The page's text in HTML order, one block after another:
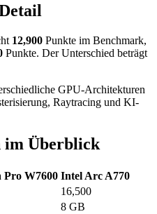
12,900 Punkte im Benchmark,
Punkte. Der Unterschied beträgt
GPU-Architekturen
Raytracing und KI-
im Überblick
Pro W7600 Intel Arc A770
16,500
8 GB